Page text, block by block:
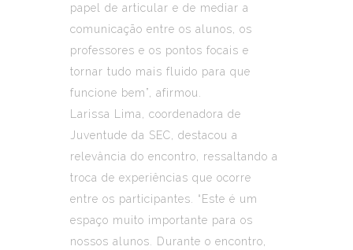
papel de articular e de mediar a
comunicação entre os alunos, os
professores e os pontos focais e
tornar tudo mais fluido para que
funcione bem”, afirmou.
Larissa Lima, coordenadora de
Juventude da SEC, destacou a
relevância do encontro, ressaltando a
troca de experiências que ocorre
entre os participantes. “Este é um
espaço muito importante para os
nossos alunos. Durante o encontro,